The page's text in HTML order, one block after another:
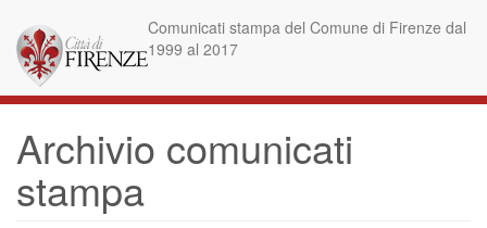
contenuto
principale
Comunicati stampa del Comune di Firenze dal
1999 al 2017
Archivio comunicati
stampa